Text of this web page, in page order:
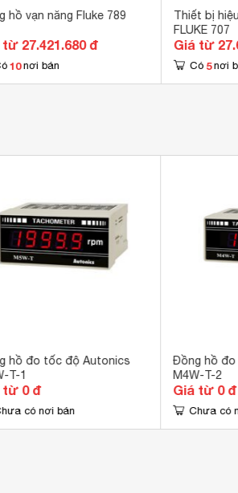
hồ vạn năng Fluke 789
27.421.680 đ
10 nơi bán
Thiết bị
FLUKE 707
Giá từ
Có 5 nơi
hồ đo tốc độ Autonics
T-1
từ 0 đ
có nơi bán
Đồng hồ
M4W-T-2
Giá từ 0 đ
Chưa có